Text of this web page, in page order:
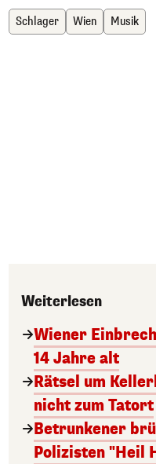
Schlager Wien Musik
Weiterlesen
Wiener
14 Jahre alt
Rätsel um
nicht zum Tatort
Betrunkener
Polizisten "Heil